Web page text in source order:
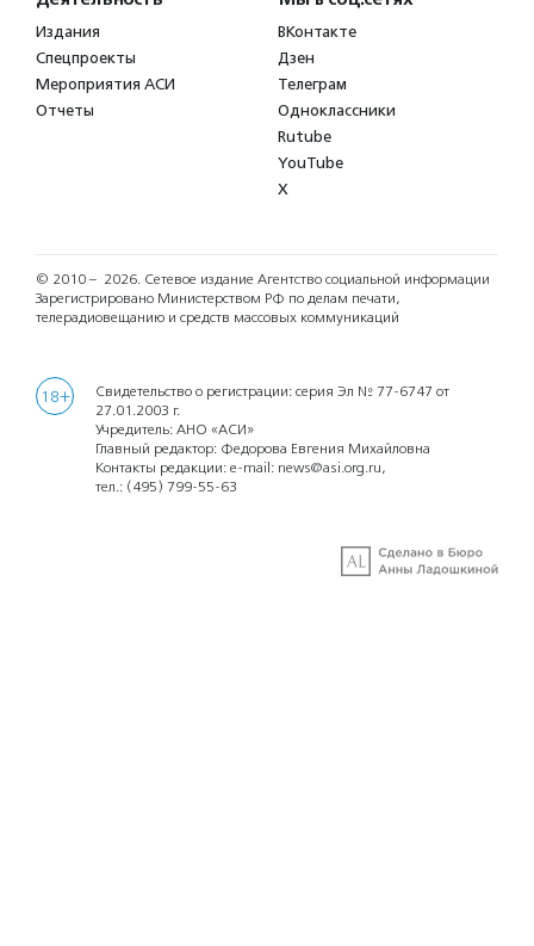
Издания
Спецпроекты
Мероприятия АСИ
Отчеты
ВКонтакте
Дзен
Телеграм
Одноклассники
Rutube
YouTube
X
© 2010 – 2026. Сетевое издание Агентство социальной информации
Зарегистрировано Министерством РФ по делам печати,
телерадиовещанию и средств массовых коммуникаций
18+
Свидетельство о регистрации: серия Эл № 77-6747 от
27.01.2003 г.
Учредитель: АНО «АСИ»
Главный редактор: Федорова Евгения Михайловна
Контакты редакции: e-mail: news@asi.org.ru,
тел.: (495) 799-55-63